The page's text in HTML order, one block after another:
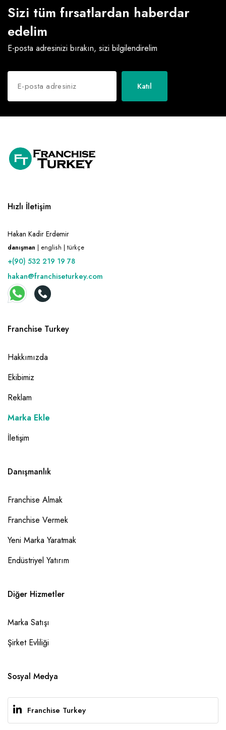
Sizi tüm fırsatlardan haberdar
edelim
E-posta adresinizi bırakın, sizi bilgilendirelim
Katıl
Hızlı İletişim
Hakan Kadir Erdemir
danışman | english | türkçe
+(90) 532 219 19 78
hakan@franchiseturkey.com
Franchise Turkey
Hakkımızda
Ekibimiz
Reklam
Marka Ekle
İletişim
Danışmanlık
Franchise Almak
Franchise Vermek
Yeni Marka Yaratmak
Endüstriyel Yatırım
Diğer Hizmetler
Marka Satışı
Şirket Evliliği
Sosyal Medya
Franchise Turkey